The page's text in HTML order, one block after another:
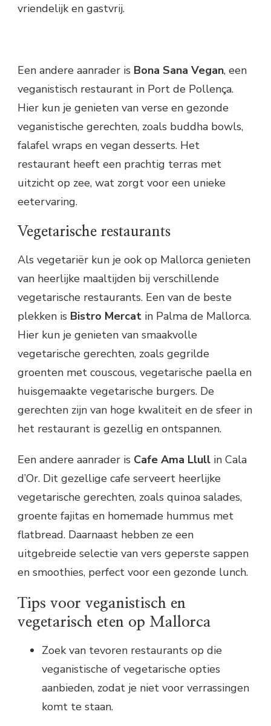
vriendelijk en gastvrij.
Een andere aanrader is Bona Sana Vegan, een
veganistisch restaurant in Port de Pollença.
Hier kun je genieten van verse en gezonde
veganistische gerechten, zoals buddha bowls,
falafel wraps en vegan desserts. Het
restaurant heeft een prachtig terras met
uitzicht op zee, wat zorgt voor een unieke
eetervaring.
Vegetarische restaurants
Als vegetariër kun je ook op Mallorca genieten
van heerlijke maaltijden bij verschillende
vegetarische restaurants. Een van de beste
plekken is Bistro Mercat in Palma de Mallorca.
Hier kun je genieten van smaakvolle
vegetarische gerechten, zoals gegrilde
groenten met couscous, vegetarische paella en
huisgemaakte vegetarische burgers. De
gerechten zijn van hoge kwaliteit en de sfeer in
het restaurant is gezellig en ontspannen.
Een andere aanrader is Cafe Ama Llull in Cala
d’Or. Dit gezellige cafe serveert heerlijke
vegetarische gerechten, zoals quinoa salades,
groente fajitas en homemade hummus met
flatbread. Daarnaast hebben ze een
uitgebreide selectie van vers geperste sappen
en smoothies, perfect voor een gezonde lunch.
Tips voor veganistisch en
vegetarisch eten op Mallorca
Zoek van tevoren restaurants op die
veganistische of vegetarische opties
aanbieden, zodat je niet voor verrassingen
komt te staan.